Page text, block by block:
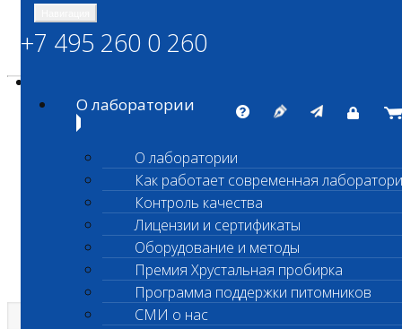
ШАНС БИО
Независимая ветеринарная лаборатория
+7 495 260 0 260
О лаборатории
О лаборатории
Как работает современная
Контроль качества
Лицензии и сертификаты
Оборудование и методы
Премия Хрустальная пробирка
Программа поддержки питомников
СМИ о нас